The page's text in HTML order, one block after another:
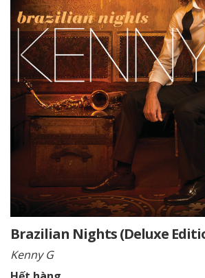
Brazilian Nights (Deluxe
Kenny G